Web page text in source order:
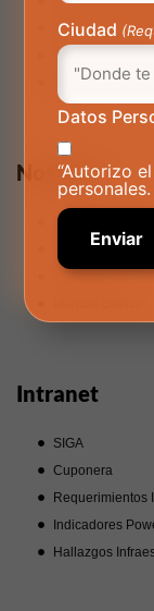
Línea Ética
Reglamento Int
Política de
Nosotros
Nuestra Empresa
Trabaja con
Corporativo
Intranet
SIGA
Cuponera
Requerimientos
Indicadores
Hallazgos
Ciudad
Datos
“Autorizo
personales.